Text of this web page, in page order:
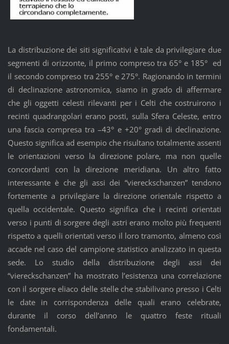
La distribuzione dei siti significativi è tale da privilegiare due
segmenti di orizzonte, il primo compreso tra 65° e 185° ed
il secondo compreso tra 255° e 275°. Ragionando in termini
di declinazione astronomica, siamo in grado di affermare
che gli oggetti celesti rilevanti per i Celti che costruirono i
recinti quadrangolari erano posti, sulla Sfera Celeste, entro
una fascia compresa tra –43° e +20° gradi di declinazione.
Questo significa ad esempio che risultano totalmente assenti
le orientazioni verso la direzione polare, ma non quelle
concordanti con la direzione meridiana. Un altro fatto
interessante è che gli assi dei “viereckschanzen” tendono
fortemente a privilegiare la direzione orientale rispetto a
quella occidentale. Questo significa che i recinti orientati
verso i punti di sorgere degli astri erano molto più frequenti
rispetto a quelli orientati verso il loro tramonto, almeno così
accade nel caso del campione statistico analizzato in questa
sede. Lo studio della distribuzione degli assi dei
“viereckschanzen” ha mostrato l’esistenza una correlazione
con il sorgere eliaco delle stelle che stabilivano presso i Celti
le date in corrispondenza delle quali erano celebrate,
durante il corso dell’anno le quattro feste rituali
fondamentali.